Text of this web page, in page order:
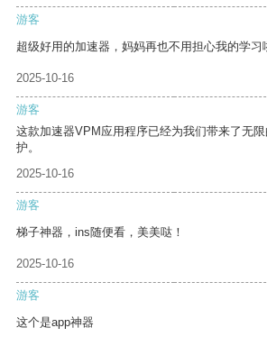
游客
超级好用的加速器，妈妈再也不用担心我的学习
2025-10-16
游客
这款加速器VPM应用程序已经为我们带来了无
护。
2025-10-16
游客
梯子神器，ins随便看，美美哒！
2025-10-16
游客
这个是app神器